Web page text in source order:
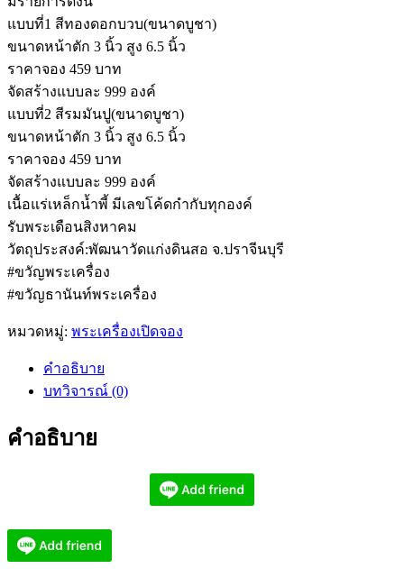
แบบที่1 สีทองดอกบวบ(ขนาดบูชา)
ขนาดหน้าตัก 3 นิ้ว สูง 6.5 นิ้ว
ราคาจอง 459 บาท
จัดสร้างแบบละ 999 องค์
แบบที่2 สีรมมันปู(ขนาดบูชา)
ขนาดหน้าตัก 3 นิ้ว สูง 6.5 นิ้ว
ราคาจอง 459 บาท
จัดสร้างแบบละ 999 องค์
เนื้อแร่เหล็กน้ำพี้ มีเลขโค้ดกำกับทุกองค์
รับพระเดือนสิงหาคม
วัตถุประสงค์:พัฒนาวัดแก่งดินสอ จ.ปราจีนบุรี
#ขวัญพระเครื่อง
#ขวัญธานันท์พระเครื่อง
หมวดหมู่: พระเครื่องเปิดจอง
คำอธิบาย
บทวิจารณ์ (0)
คำอธิบาย